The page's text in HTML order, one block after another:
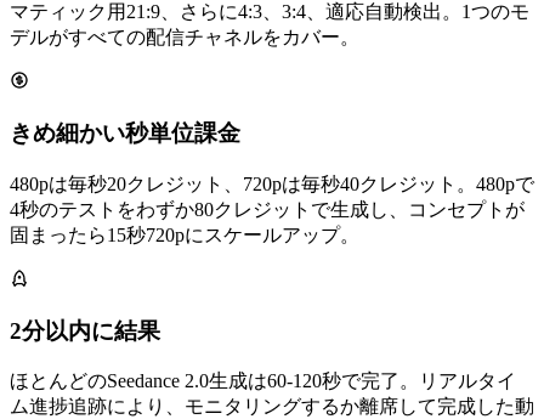
マティック用21:9、さらに4:3、3:4、適応自動検出。1つのモ
デルがすべての配信チャネルをカバー。
きめ細かい秒単位課金
480pは毎秒20クレジット、720pは毎秒40クレジット。480pで
4秒のテストをわずか80クレジットで生成し、コンセプトが
固まったら15秒720pにスケールアップ。
2分以内に結果
ほとんどのSeedance 2.0生成は60-120秒で完了。リアルタイ
ム進捗追跡により、モニタリングするか離席して完成した動